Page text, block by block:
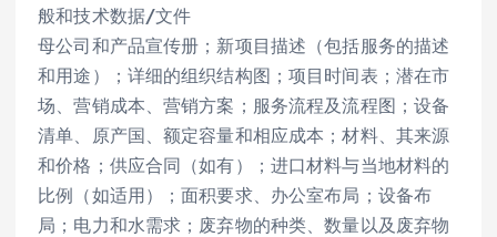
般和技术数据/文件
母公司和产品宣传册；新项目描述（包括服务的描述
和用途）；详细的组织结构图；项目时间表；潜在市
场、营销成本、营销方案；服务流程及流程图；设备
清单、原产国、额定容量和相应成本；材料、其来源
和价格；供应合同（如有）；进口材料与当地材料的
比例（如适用）；面积要求、办公室布局；设备布
局；电力和水需求；废弃物的种类、数量以及废弃物